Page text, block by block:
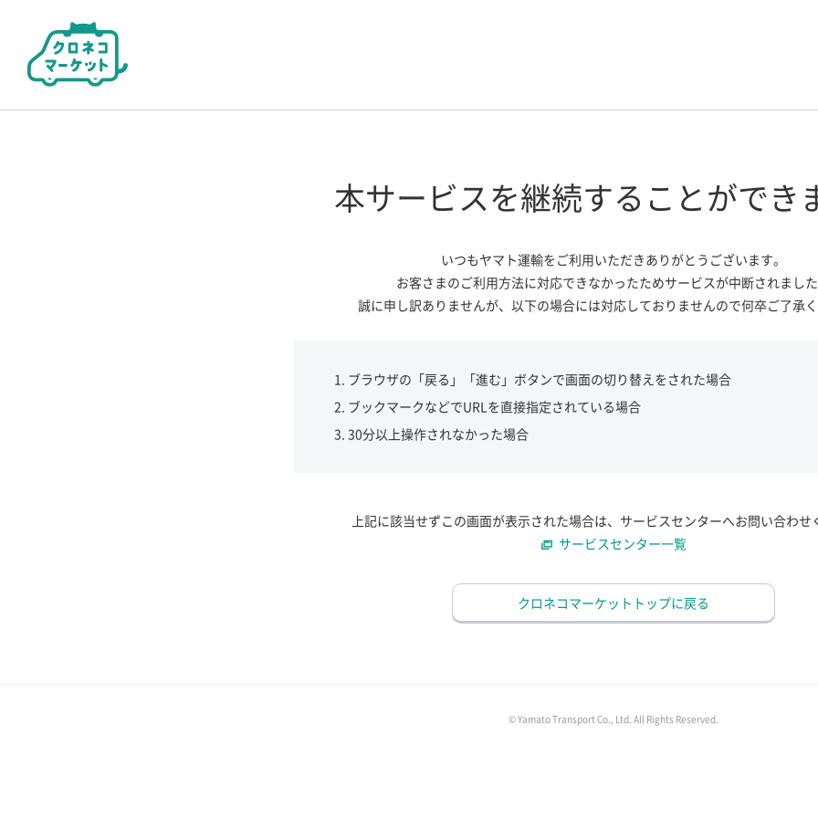
本サービスを継続する ことができ
いつもヤマト運輸をご利用いただきありがとうございます。
お客さまのご利用方法に対応できなかったためサービスが中断されました
誠に申し訳ありませんが、 以下の場合には対応しておりませんので何卒ご了承く
ブラウザの「戻る」「進む」ボタンで画面の切り替えをされた場合
ブックマークなどでURLを直接指定されている場合
30分以上操作されなかった場合
上記に該当せずこの画面が表示された場合は、サービスセンターへお問い合わせ
サービスセンター一覧
クロネコマーケットトップに戻る
© Yamato Transport Co., Ltd. All Rights Reserved.